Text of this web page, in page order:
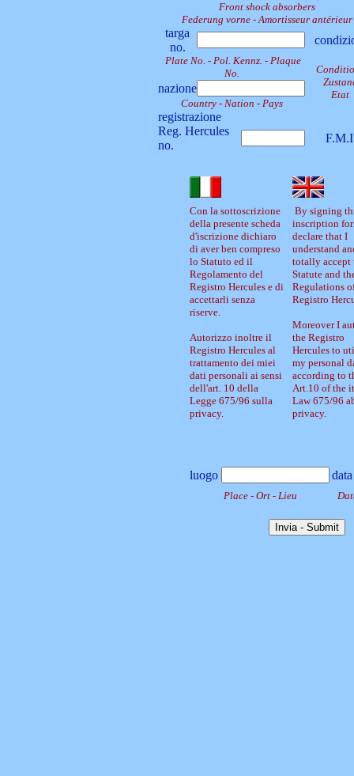
Front shock absorbers
Federung vorne - Amortisseur antérieur
targa
no.
Plate No. - Pol. Kennz. - Plaque
No.
Etat
nazione
Country - Nation - Pays
registrazione
Reg. Hercules
no.
Con la sottoscrizione
della presente scheda
d'iscrizione dichiaro
di aver ben compreso
lo Statuto ed il
Regolamento del
Registro Hercules e di
accettarli senza
riserve.
Autorizzo inoltre il
Registro Hercules al
trattamento dei miei
dati personali ai sensi
dell'art. 10 della
Legge 675/96 sulla
privacy.
By signing
inscription
declare that I
understand
totally accept
Statute and
Regulations
Registro
Moreover I
the Registro
Hercules to
my personal
according to
Art.10 of the
Law 675/96
privacy.
luogo data
Place - Ort - Lieu